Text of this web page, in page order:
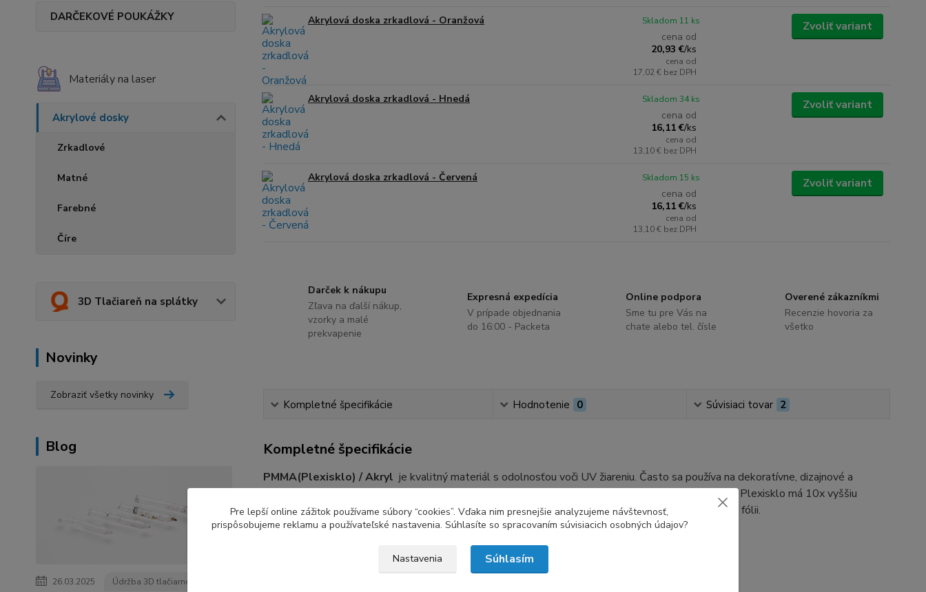
DARČEKOVÉ POUKÁŽKY
Materiály na laser
Akrylové dosky
Zrkadlové
Matné
Farebné
Číre
3D Tlačiareň na splátky
Novinky
Zobraziť všetky novinky
Blog
26.03.2025 Údržba 3D tlačiarne
Akrylová doska zrkadlová - Oranžová
cena od
20,93 €/ks
cena od
17,02 € bez DPH
Skladom 11 ks Zvoliť variant
Akrylová doska zrkadlová - Hnedá
cena od
16,11 €/ks
cena od
13,10 € bez DPH
Skladom 34 ks Zvoliť variant
Akrylová doska zrkadlová - Červená
cena od
16,11 €/ks
cena od
13,10 € bez DPH
Skladom 15 ks Zvoliť variant
Darček k nákupu
Zľava na ďalší nákup,
vzorky a malé
prekvapenie
Expresná expedícia
V prípade objednania
do 16:00 - Packeta
Online podpora
Sme tu pre Vás na
chate alebo tel. čísle
Overené zákazníkmi
Recenzie hovoria za
všetko
Kompletné špecifikácie Hodnotenie 0 Súvisiaci tovar 2
Kompletné špecifikácie
PMMA(Plexisklo) / Akryl je kvalitný materiál s odolnosťou voči UV žiareniu. Často sa používa na dekoratívne, dizajnové a
reklamné účely. Tento materiál sa vyznačuje ľahkou opracovateľnosťou, môže sa rezať a gravírovať. Plexisklo má 10x vyššiu
rázovú húževnatosť v porovnaní so sklom a zároveň je 50% ľahšie. Plexisklo dodávame v ochrannej fólii.
Pre lepší online zážitok používame súbory “cookies”. Vďaka nim presnejšie analyzujeme návštevnosť,
prispôsobujeme reklamu a používateľské nastavenia. Súhlasíte so spracovaním súvisiacich osobných údajov?
Nastavenia Súhlasím